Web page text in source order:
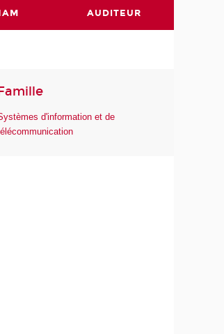
AUDITEUR
d'information et de